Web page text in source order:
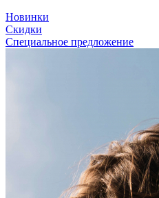
Новинки
Скидки
Специальное предложение